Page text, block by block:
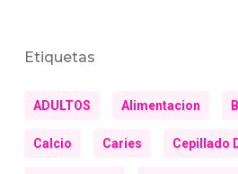
Etiquetas
ADULTOS Alimentacion
Calcio Caries Cepillado